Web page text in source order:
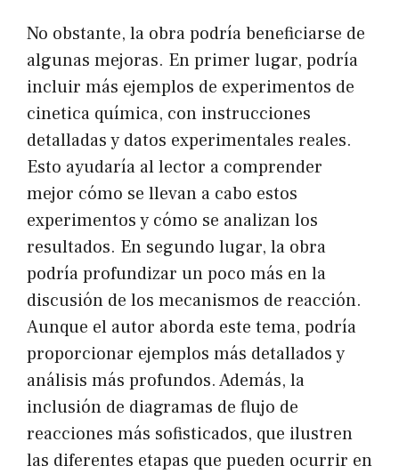
No obstante, la obra podría beneficiarse de
algunas mejoras. En primer lugar, podría
incluir más ejemplos de experimentos de
cinetica química, con instrucciones
detalladas y datos experimentales reales.
Esto ayudaría al lector a comprender
mejor cómo se llevan a cabo estos
experimentos y cómo se analizan los
resultados. En segundo lugar, la obra
podría profundizar un poco más en la
discusión de los mecanismos de reacción.
Aunque el autor aborda este tema, podría
proporcionar ejemplos más detallados y
análisis más profundos. Además, la
inclusión de diagramas de flujo de
reacciones más sofisticados, que ilustren
las diferentes etapas que pueden ocurrir en